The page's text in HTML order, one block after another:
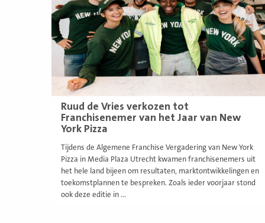
Ruud de Vries verkozen tot
Franchisenemer van het Jaar van New
York Pizza
Tijdens de Algemene Franchise Vergadering van New York
Pizza in Media Plaza Utrecht kwamen franchisenemers uit
het hele land bijeen om resultaten, marktontwikkelingen en
toekomstplannen te bespreken. Zoals ieder voorjaar stond
ook deze editie in ...